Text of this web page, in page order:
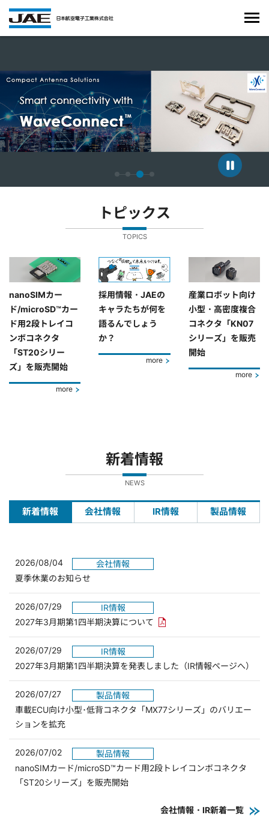
トピックス
TOPICS
nanoSIMカー
ド/microSD™カー
ド用2段トレイコ
ンボコネクタ
「ST20シリー
ズ」を販売開始
more
採用情報・JAEの
キャラたちが何を
語るんでしょう
か？
more
産業ロボット向け
小型・高密度複合
コネクタ「KN07
シリーズ」を販売
開始
more
新着情報
NEWS
新着情報 会社情報 IR情報 製品情報
2026/08/04
会社情報
夏季休業のお知らせ
2026/07/29
IR情報
2027年3月期第1四半期決算について PDFリンクを新しいウィンド
2026/07/29
IR情報
2027年3月期第1四半期決算を発表しました（IR情報ページへ）
2026/07/27
製品情報
車載ECU向け小型･低背コネクタ「MX77シリーズ」のバリエー
ションを拡充
2026/07/02
製品情報
nanoSIMカード/microSD™カード用2段トレイコンボコネクタ
「ST20シリーズ」を販売開始
会社情報・IR新着一覧